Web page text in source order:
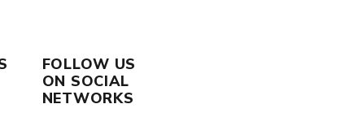
FOLLOW US
ON SOCIAL
NETWORKS